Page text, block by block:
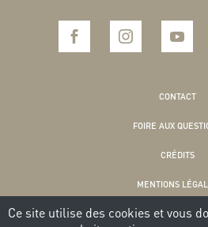
CONTACT
FOIRE AUX
CRÉDITS
MENTIONS
POLITIQUE DE
Ce site utilise des cookies et vous